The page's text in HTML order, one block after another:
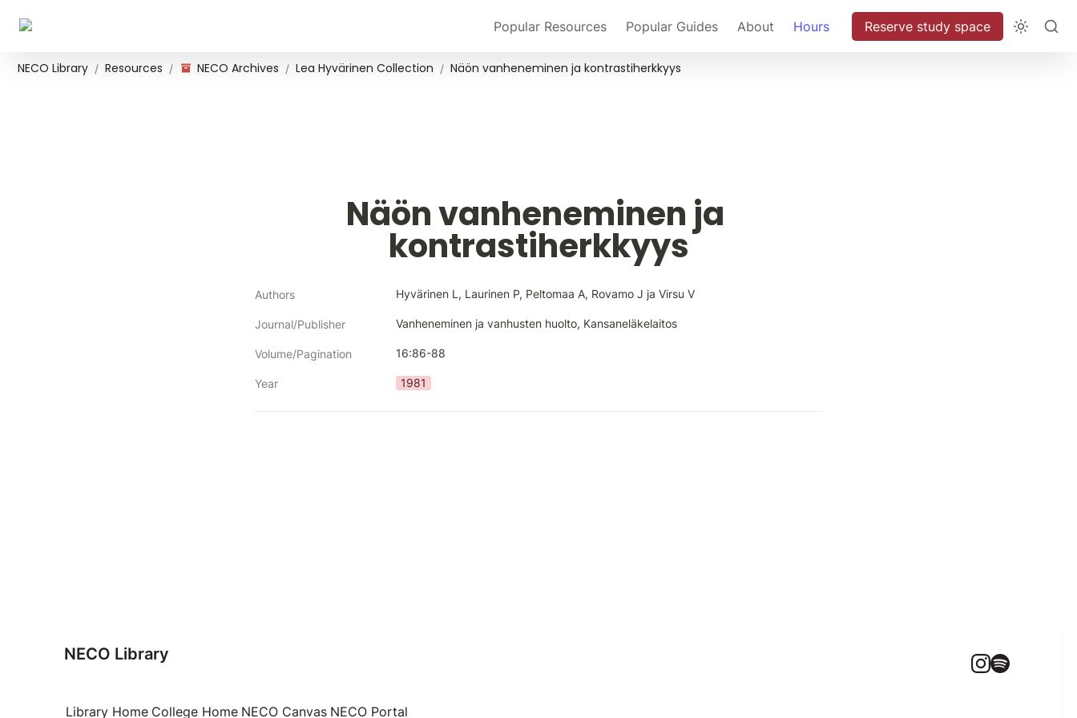
Popular Resources Popular Guides About Hours Reserve study space
NECO Library / Resources / NECO Archives / Lea Hyvärinen Collection / Näön vanheneminen ja kontrastiherkkyys
Näön vanheneminen ja
kontrastiherkkyys
Authors Hyvärinen L, Laurinen P, Peltomaa A, Rovamo J ja Virsu V
Journal/Publisher Vanheneminen ja vanhusten huolto, Kansaneläkelaitos
Volume/Pagination 16:86-88
Year 1981
NECO Library
Library Home College Home NECO Canvas NECO Portal